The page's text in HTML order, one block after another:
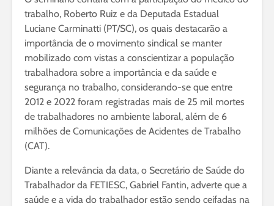
trabalho, Roberto Ruiz e da Deputada Estadual
Luciane Carminatti (PT/SC), os quais destacarão a
importância de o movimento sindical se manter
mobilizado com vistas a conscientizar a população
trabalhadora sobre a importância e da saúde e
segurança no trabalho, considerando-se que entre
2012 e 2022 foram registradas mais de 25 mil mortes
de trabalhadores no ambiente laboral, além de 6
milhões de Comunicações de Acidentes de Trabalho
(CAT).
Diante a relevância da data, o Secretário de Saúde do
Trabalhador da FETIESC, Gabriel Fantin, adverte que a
saúde e a vida do trabalhador estão sendo ceifadas na